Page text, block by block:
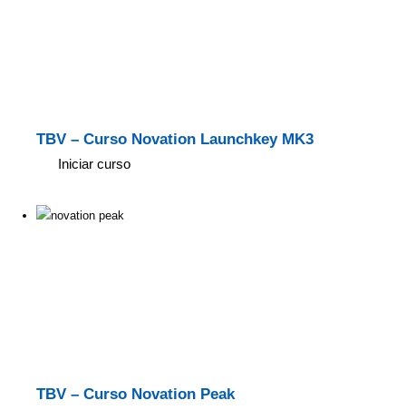
TBV – Curso Novation Launchkey MK3
Iniciar curso
TBV – Curso Novation Peak